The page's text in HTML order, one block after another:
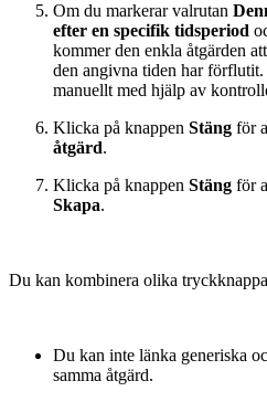
Om du markerar valrutan
efter en specifik tidsperiod
kommer den enkla åtgärden
den angivna tiden har
manuellt med hjälp av
Klicka på knappen Stäng för
åtgärd.
Klicka på knappen Stäng för
Skapa.
Du kan kombinera olika
Du kan inte länka generiska
samma åtgärd.